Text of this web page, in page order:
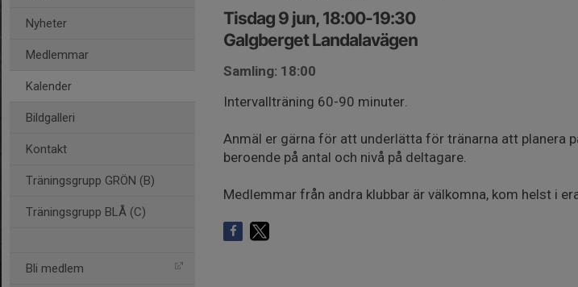
Nyheter
Medlemmar
Kalender
Bildgalleri
Kontakt
Träningsgrupp GRÖN (B)
Träningsgrupp BLÅ (C)
Bli medlem
Tisdag 9 jun, 18:00-19:30
Galgberget Landalavägen
Samling: 18:00
Intervallträning 60-90 minuter.
Anmäl er gärna för att underlätta för tränarna att planera
beroende på antal och nivå på deltagare.
Medlemmar från andra klubbar är välkomna, kom helst i